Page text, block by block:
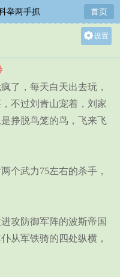
举两手抓 首页
设置
中
小
，每天白天出去玩，
不过刘青山宠着，刘家
挣脱鸟笼的鸟，飞来飞
武力75左右的杀手，
防御军阵的波斯帝国
从军铁骑的四处纵横，